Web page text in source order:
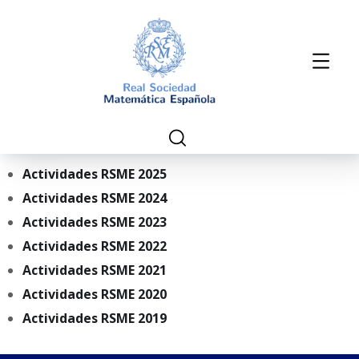
Actividades RSME 2025
Actividades RSME 2024
Actividades RSME 2023
Actividades RSME 2022
Actividades RSME 2021
Actividades RSME 2020
Actividades RSME 2019